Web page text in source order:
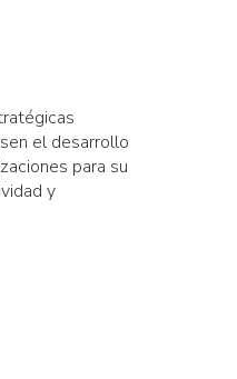
el desarrollo
para su
y